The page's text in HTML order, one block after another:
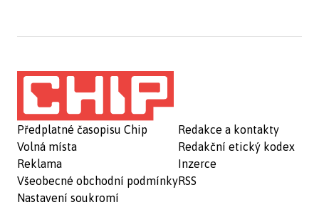
Předplatné časopisu Chip
Volná místa
Reklama
Všeobecné obchodní podmínky
Nastavení soukromí
Redakce a kontakty
Redakční etický kodex
Inzerce
RSS